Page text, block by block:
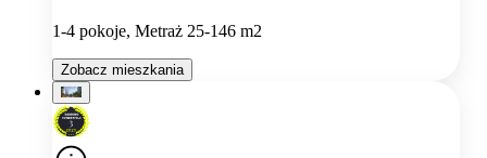
1-4 pokoje, Metraż 25-146 m2
Zobacz mieszkania